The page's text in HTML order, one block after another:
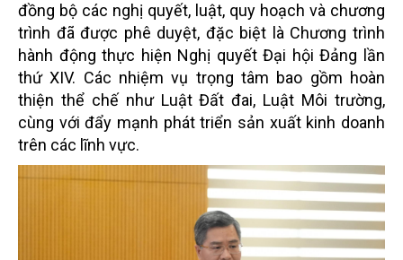
đồng bộ các nghị quyết, luật, quy hoạch và chương
trình đã được phê duyệt, đặc biệt là Chương trình
hành động thực hiện Nghị quyết Đại hội Đảng lần
thứ XIV. Các nhiệm vụ trọng tâm bao gồm hoàn
thiện thể chế như Luật Đất đai, Luật Môi trường,
cùng với đẩy mạnh phát triển sản xuất kinh doanh
trên các lĩnh vực.